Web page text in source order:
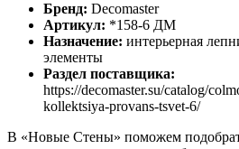
Бренд: Decomaster
Артикул: *158-6 ДМ
Назначение: интерьерная
элементы
Раздел поставщика:
https://decomaster.su/catalog/
kollektsiya-provans-tsvet-6/
В «Новые Стены» поможем